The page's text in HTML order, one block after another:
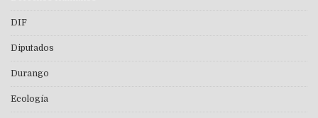
DIF
Diputados
Durango
Ecología